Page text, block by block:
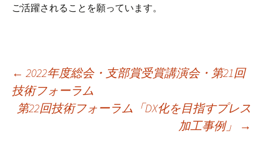
ご活躍されることを願っています。
投
← 2022年度総会・支部賞受賞講演会・第21回
技術フォーラム
第22回技術フォーラム「DX化を目指すプレス
加工事例」
→